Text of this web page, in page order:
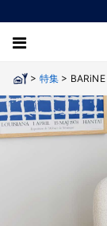
> 特集 > BARiNE